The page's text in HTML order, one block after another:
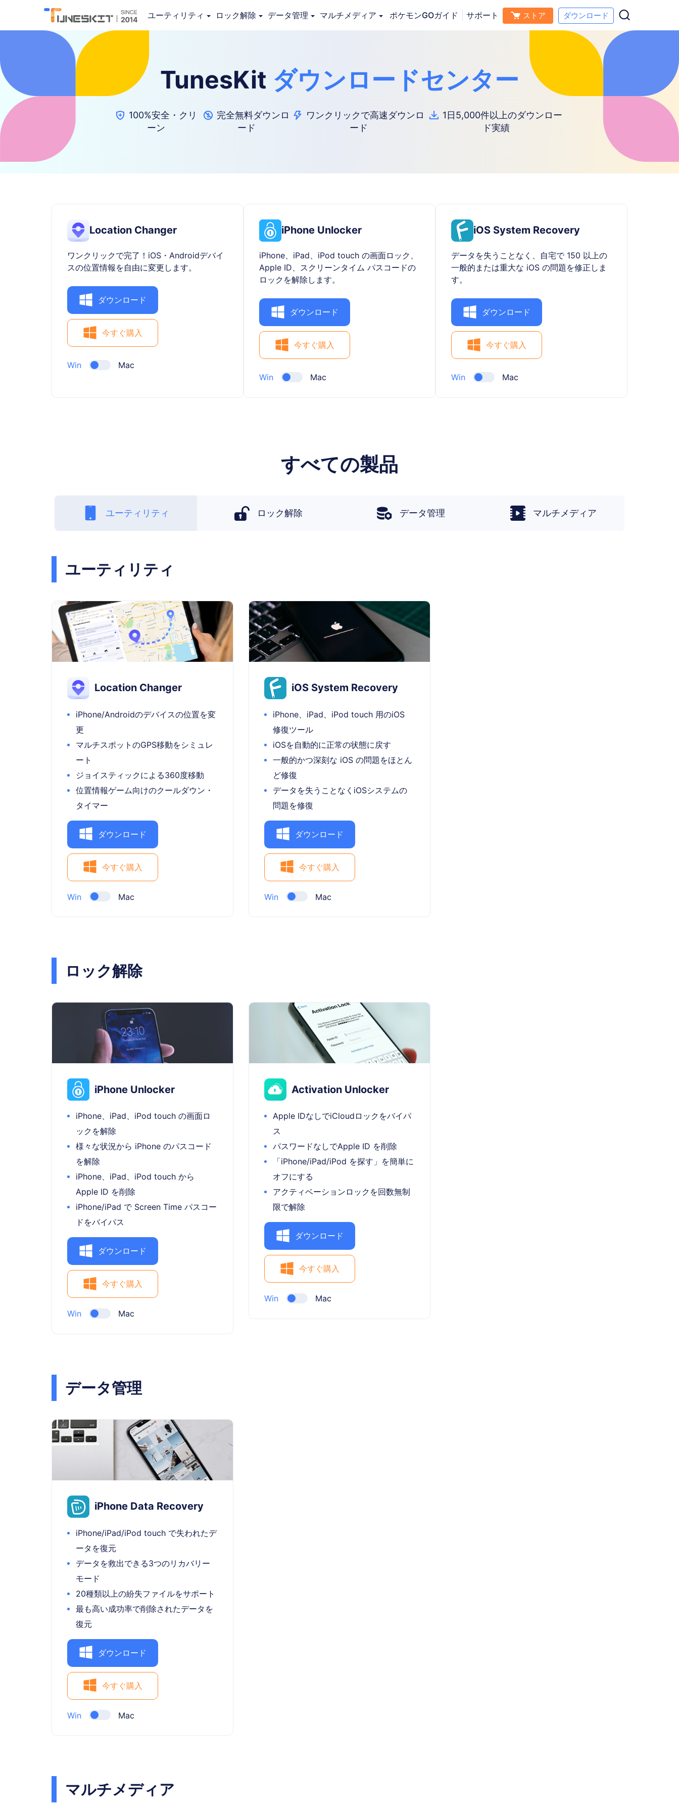
ユーティリティ ロック解除 データ管理 マルチメディア ポケモンGOガイド サポート ストア ダウンロード
TunesKit ダウンロードセンター
100%安全・クリ
ーン
完全無料ダウンロ
ード
ワンクリックで高速ダウンロ
ード
1日5,000件以上のダウンロー
ド実績
Location Changer
ワンクリックで完了！iOS・Androidデバイ
スの位置情報を自由に変更します。
ダウンロード
今すぐ購入
Win Mac
iPhone Unlocker
iPhone、iPad、iPod touch の画面ロック、
Apple ID、スクリーンタイム パスコードの
ロックを解除します。
ダウンロード
今すぐ購入
Win Mac
iOS System Recovery
データを失うことなく、自宅で 150 以上の
一般的または重大な iOS の問題を修正しま
す。
ダウンロード
今すぐ購入
Win Mac
すべての製品
ユーティリティ ロック解除 データ管理 マルチメディア
ユーティリティ
Location Changer
iPhone/Androidのデバイスの位置を変
更
マルチスポットのGPS移動をシミュレ
ート
ジョイスティックによる360度移動
位置情報ゲーム向けのクールダウン・
タイマー
ダウンロード
今すぐ購入
Win Mac
iOS System Recovery
iPhone、iPad、iPod touch 用のiOS
修復ツール
iOSを自動的に正常の状態に戻す
一般的かつ深刻な iOS の問題をほとん
ど修復
データを失うことなくiOSシステムの
問題を修復
ダウンロード
今すぐ購入
Win Mac
ロック解除
iPhone Unlocker
iPhone、iPad、iPod touch の画面ロ
ックを解除
様々な状況から iPhone のパスコード
を解除
iPhone、iPad、iPod touch から
Apple ID を削除
iPhone/iPad で Screen Time パスコー
ドをバイパス
ダウンロード
今すぐ購入
Win Mac
Activation Unlocker
Apple IDなしでiCloudロックをバイパ
ス
パスワードなしでApple ID を削除
「iPhone/iPad/iPod を探す」を簡単に
オフにする
アクティベーションロックを回数無制
限で解除
ダウンロード
今すぐ購入
Win Mac
データ管理
iPhone Data Recovery
iPhone/iPad/iPod touch で失われたデ
ータを復元
データを救出できる3つのリカバリー
モード
20種類以上の紛失ファイルをサポート
最も高い成功率で削除されたデータを
復元
ダウンロード
今すぐ購入
Win Mac
マルチメディア